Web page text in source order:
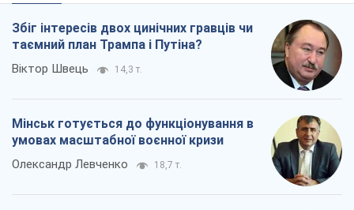
Збіг інтересів двох цинічних гравців чи
таємний план Трампа і Путіна?
Віктор Швець 14,3 т.
Мінськ готується до функціонування в
умовах масштабної воєнної кризи
Олександр Левченко 18,7 т.